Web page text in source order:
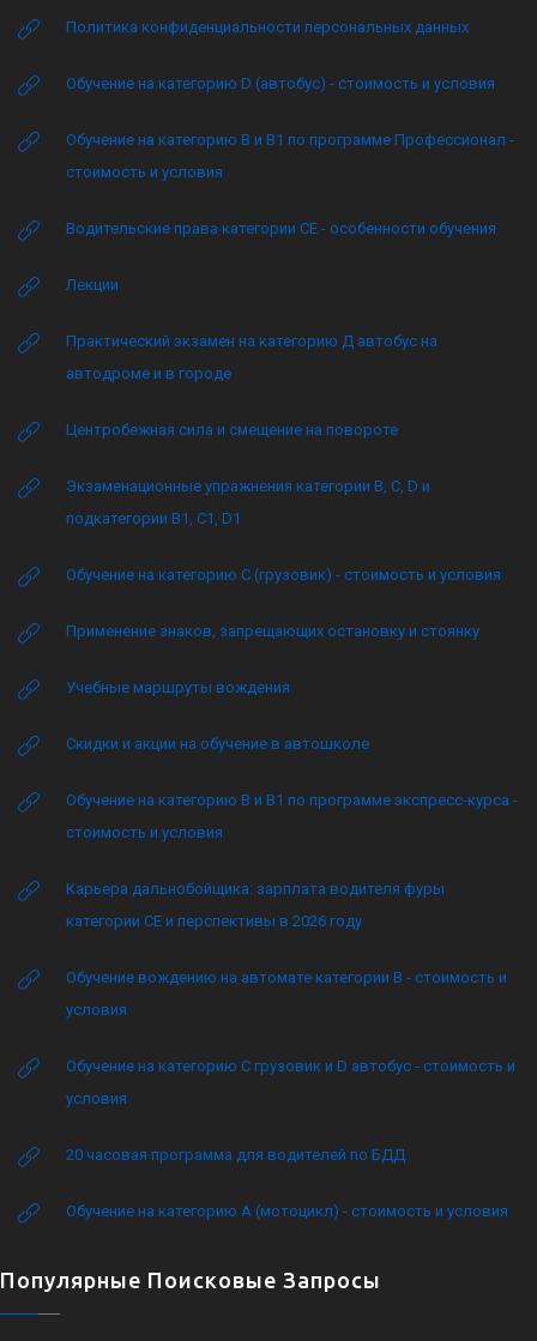
Политика конфиденциальности персональных данных
Обучение на категорию D (автобус) - стоимость и условия
Обучение на категорию B и B1 по программе Профессионал -
стоимость и условия
Водительские права категории CE - особенности обучения
Лекции
Практический экзамен на категорию Д автобус на
автодроме и в городе
Центробежная сила и смещение на повороте
Экзаменационные упражнения категории B, C, D и
подкатегории B1, C1, D1
Обучение на категорию C (грузовик) - стоимость и условия
Применение знаков, запрещающих остановку и стоянку
Учебные маршруты вождения
Скидки и акции на обучение в автошколе
Обучение на категорию B и B1 по программе экспресс-курса -
стоимость и условия
Карьера дальнобойщика: зарплата водителя фуры
категории CE и перспективы в 2026 году
Обучение вождению на автомате категории B - стоимость и
условия
Обучение на категорию C грузовик и D автобус - стоимость и
условия
20 часовая программа для водителей по БДД
Обучение на категорию А (мотоцикл) - стоимость и условия
Популярные Поисковые Запросы